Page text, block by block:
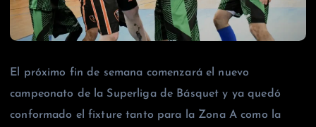
El próximo fin de semana comenzará el nuevo
campeonato de la Superliga de Básquet y ya quedó
conformado el fixture tanto para la Zona A como la